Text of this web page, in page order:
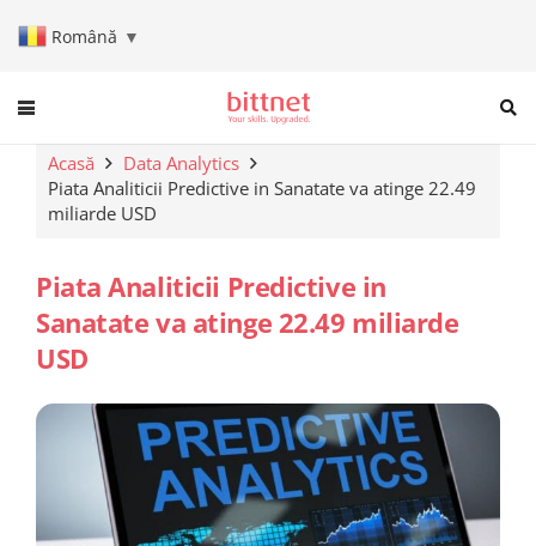
Română ▼
When autocomplete results
Acasă
Data Analytics
Piata Analiticii Predictive in Sanatate va atinge 22.49
miliarde USD
Piata Analiticii Predictive in
Sanatate va atinge 22.49 miliarde
USD